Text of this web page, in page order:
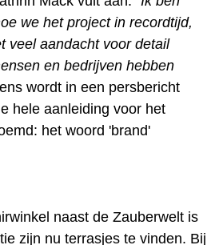
we het project in recordtijd,
veel aandacht voor detail
en bedrijven hebben
wordt in een persbericht
hele aanleiding voor het
het woord 'brand'
naast de Zauberwelt is
zijn nu terrasjes te vinden. Bij